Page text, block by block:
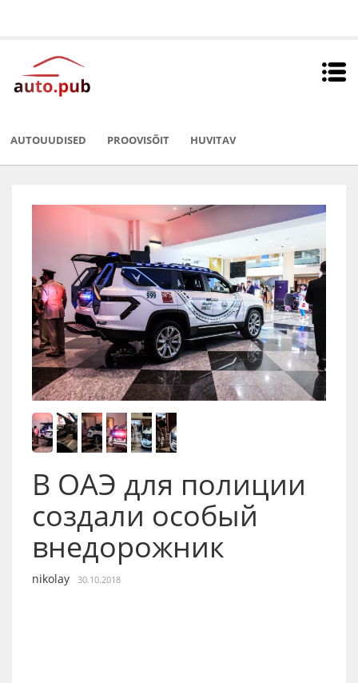
AUTOUUDISED PROOVISÕIT HUVITAV
В ОАЭ для полиции
создали особый
внедорожник
nikolay 30.10.2018